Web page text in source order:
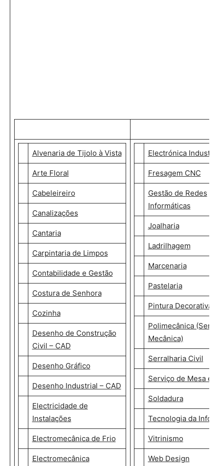
Alvenaria de Tijolo à Vista
Arte Floral
Cabeleireiro
Canalizações
Cantaria
Carpintaria de Limpos
Contabilidade e Gestão
Costura de Senhora
Cozinha
Desenho de Construção
Civil – CAD
Desenho Gráfico
Desenho Industrial – CAD
Electricidade de
Instalações
Electromecânica de Frio
Electromecânica
Electrónica
Fresagem CNC
Gestão de Redes
Informáticas
Joalharia
Ladrilhagem
Marcenaria
Pastelaria
Pintura Decorativa
Polimecânica
Mecânica)
Serralharia Civil
Serviço de Mesa e
Soldadura
Tecnologia da
Vitrinismo
Web Design